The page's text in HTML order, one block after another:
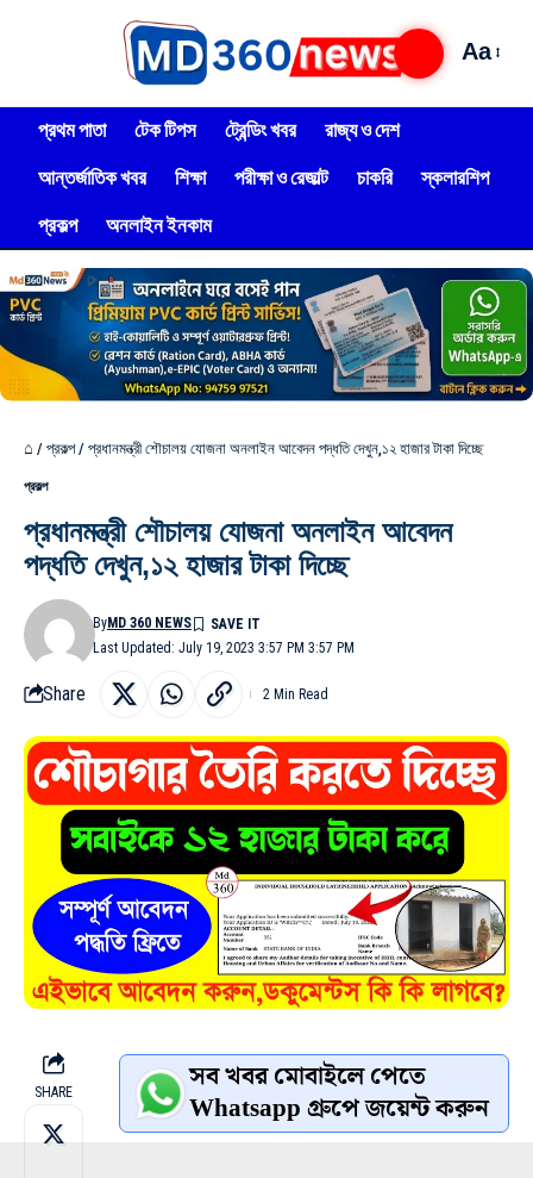
Aa
প্রথম পাতা টেক টিপস ট্রেন্ডিং খবর
রাজ্য ও দেশ
আন্তর্জাতিক খবর
শিক্ষা পরীক্ষা ও রেজাল্ট চাকরি
স্কলারশিপ
প্রকল্প
অনলাইন ইনকাম
⌂ / প্রকল্প/ প্রধানমন্ত্রী শৌচালয় যোজনা অনলাইন আবেদন পদ্ধতি দেখুন,১২ হাজার টাকা দিচ্ছে
প্রকল্প
প্রধানমন্ত্রী শৌচালয় যোজনা অনলাইন আবেদন
পদ্ধতি দেখুন,১২ হাজার টাকা দিচ্ছে
Last Updated: July 19, 2023 3:57 PM 3:57 PM
ByMD 360 NEWS
Share 2 Min Read
SHARE সব খবর মোবাইলে পেতে
Whatsapp গ্রুপে জয়েন্ট করুন